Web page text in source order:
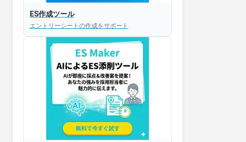
ES作成ツール
エントリーシートの作成をサポート